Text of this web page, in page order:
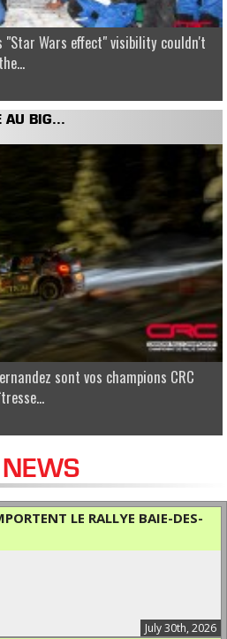
"Star Wars effect" visibility couldn't
AU BIG...
sont vos champions CRC
NEWS
LE RALLYE BAIE-DES-
July 30th, 2026